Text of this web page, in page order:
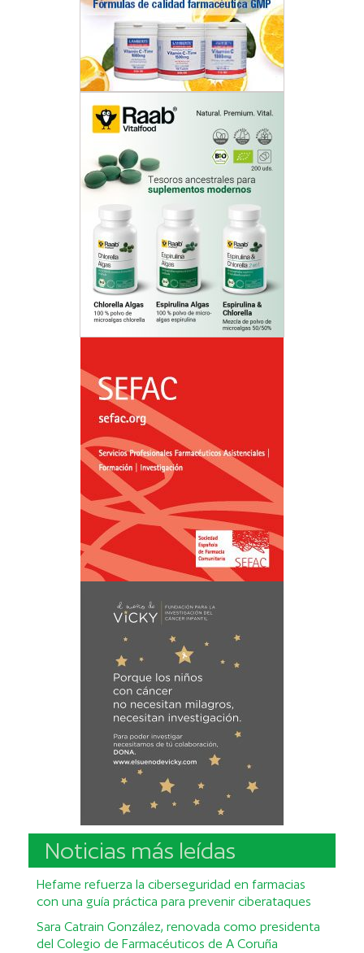
Noticias más leídas
Hefame refuerza la ciberseguridad en farmacias
con una guía práctica para prevenir ciberataques
Sara Catrain González, renovada como presidenta
del Colegio de Farmacéuticos de A Coruña